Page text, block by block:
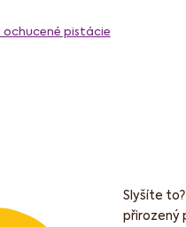
ochucené pistácie
Slyšíte
přirozený